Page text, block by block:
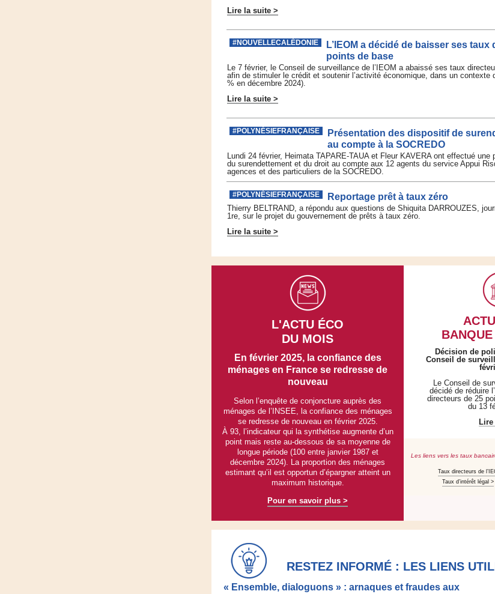
Lire la suite >
#NOUVELLECALÉDONIE
L’IEOM a décidé de baisser ses
points de base
Le 7 février, le Conseil de surveillance de l’IEOM a abaissé ses taux
afin de stimuler le crédit et soutenir l’activité économique, dans un contexte
% en décembre 2024).
Lire la suite >
#POLYNÉSIEFRANÇAISE
Présentation des dispositif de
au compte à la SOCREDO
Lundi 24 février, Heimata TAPARE-TAUA et Fleur KAVERA ont effectué
du surendettement et du droit au compte aux 12 agents du service Appui
agences et des particuliers de la SOCREDO.
#POLYNÉSIEFRANÇAISE Reportage prêt à taux zéro
Thierry BELTRAND, a répondu aux questions de Shiquita DARROUZES,
1re, sur le projet du gouvernement de prêts à taux zéro.
Lire la suite >
L'ACTU ÉCO
DU MOIS
En février 2025, la confiance des
ménages en France se redresse de
nouveau
Selon l’enquête de conjoncture auprès des
ménages de l’INSEE, la confiance des ménages
se redresse de nouveau en février 2025.
À 93, l’indicateur qui la synthétise augmente d’un
point mais reste au-dessous de sa moyenne de
longue période (100 entre janvier 1987 et
décembre 2024). La proportion des ménages
estimant qu’il est opportun d’épargner atteint un
maximum historique.
Pour en savoir plus >
Décision de
Conseil de
Le Conseil de
décidé de réduire
directeurs de 25
du 13
Les liens vers les taux
Taux directeurs de
Taux d’intérêt légal >
RESTEZ INFORMÉ : LES LIENS
« Ensemble, dialoguons » : arnaques et fraudes aux